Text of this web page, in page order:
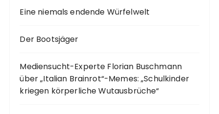
Eine niemals endende Würfelwelt
Der Bootsjäger
Mediensucht-Experte Florian Buschmann
über „Italian Brainrot“-Memes: „Schulkinder
kriegen körperliche Wutausbrüche“